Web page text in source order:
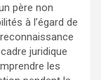
père non
à l’égard de
juridique
les